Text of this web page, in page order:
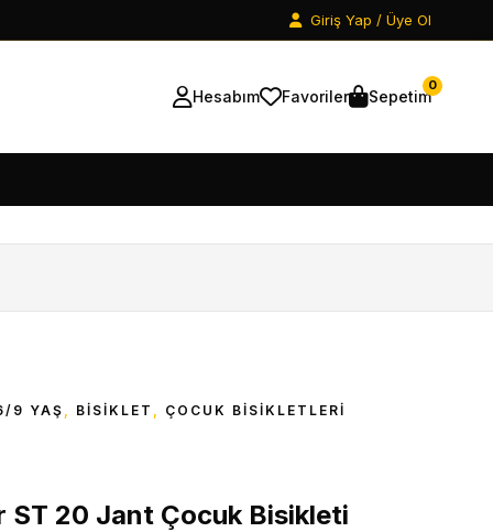
Giriş Yap / Üye Ol
Hesabım Favoriler Sepetim
0
9 YAŞ BİSİKLET ÇOCUK BISIKLETLERI
ST 20 Jant Çocuk Bisikleti